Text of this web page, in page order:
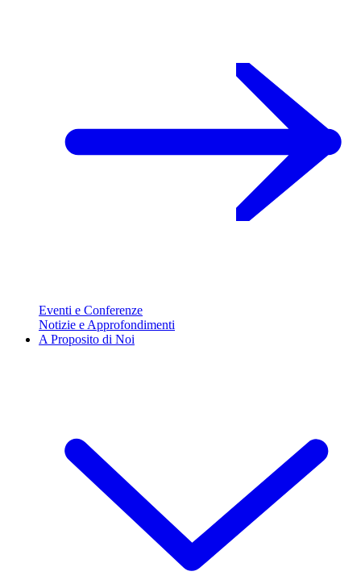
Eventi e Conferenze
Notizie e Approfondimenti
A Proposito di Noi